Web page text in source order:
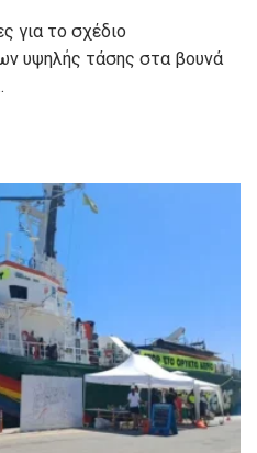
για το σχέδιο
υψηλής τάσης στα βουνά